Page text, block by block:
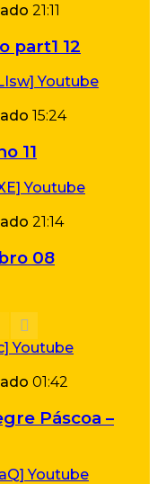
21:11
part1 12
15:24
11
21:14
08
01:42
Páscoa –